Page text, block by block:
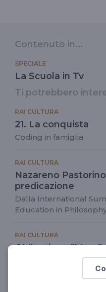
Contenuto in...
SPECIALE
La Scuola in Tv
Ti potrebbero
RAI CULTURA
21. La conquista
Coding in famiglia
RAI CULTURA
Nazareno
predicazione
Dalla International
Education in
RAI CULTURA
Obligation - "Must"
corretto utilizzo di
Language for